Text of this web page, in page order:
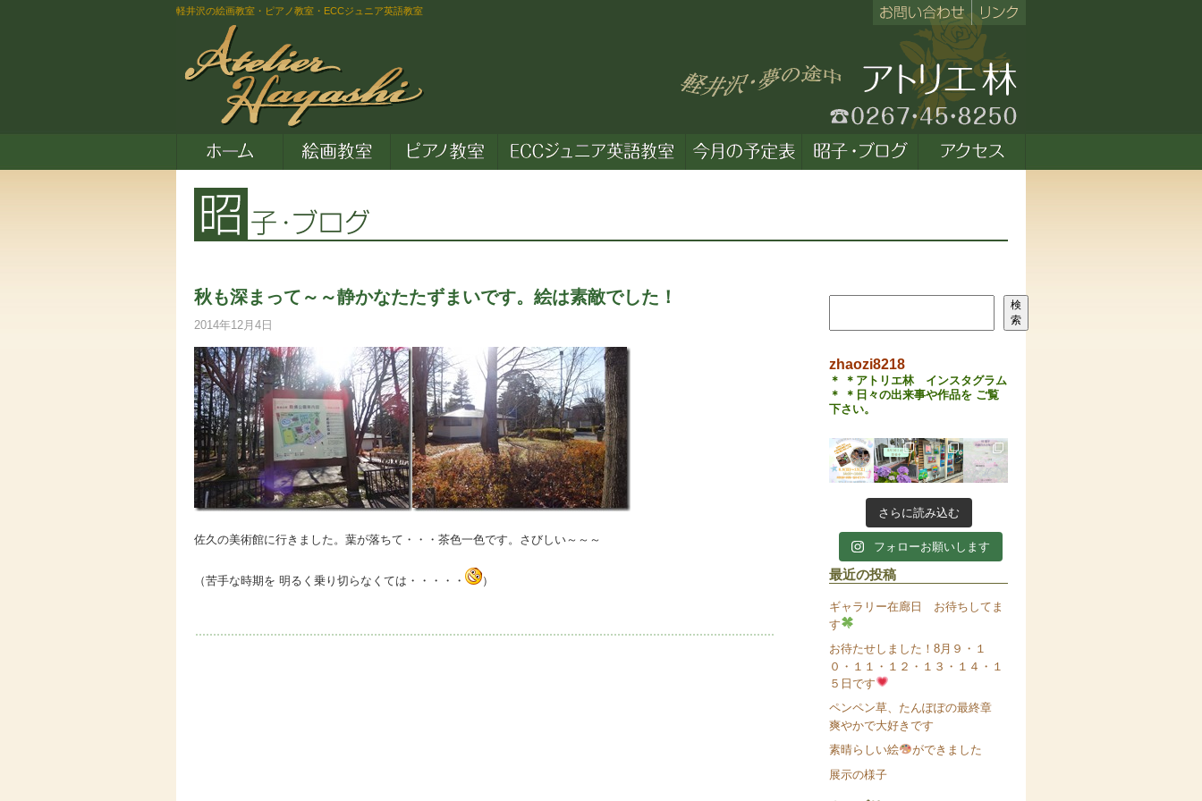
軽井沢の絵画教室・ピアノ教室・ECCジュニア英語教室
秋も深まって～～静かなたたずまいです。絵は素敵でした！
2014年12月4日
佐久の美術館に行きました。葉が落ちて・・・茶色一色です。さびしい～～～
（苦手な時期を 明るく乗り切らなくては・・・・・ ）
検
索
zhaozi8218
＊ ＊アトリエ林 インスタグラム
＊ ＊日々の出来事や作品を ご覧
下さい。
さらに読み込む
フォローお願いします
最近の投稿
ギャラリー在廊日 お待ちしてま
す
お待たせしました！8月９・１
０・１１・１２・１３・１４・１
５日です
ペンペン草、たんぽぽの最終章
爽やかで大好きです
素晴らしい絵
ができました
展示の様子